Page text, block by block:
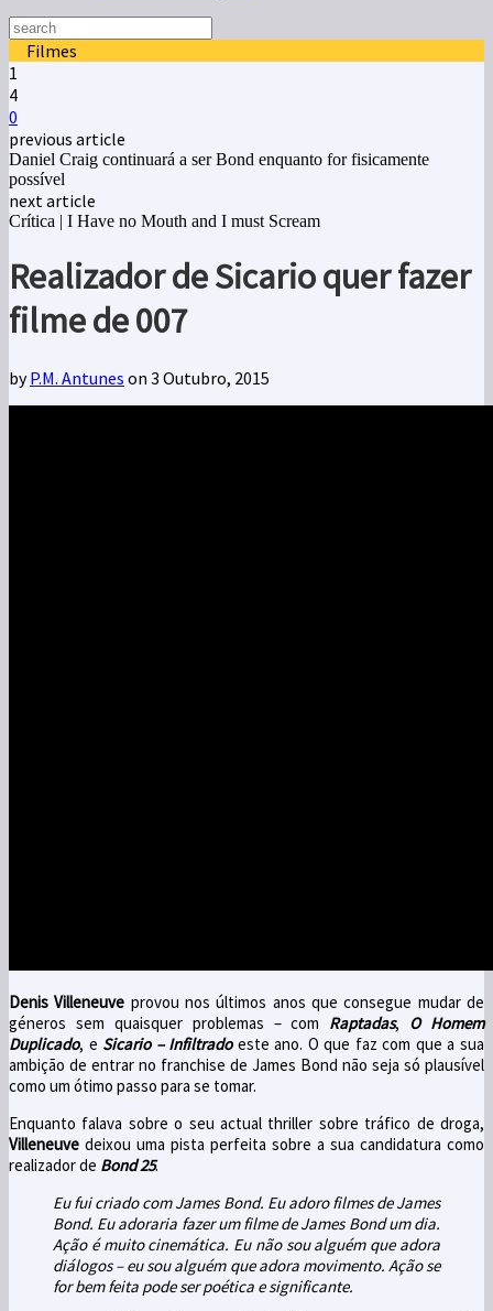
Filmes
1
4
0
previous article
Daniel Craig continuará a ser Bond enquanto for fisicamente
possível
next article
Crítica | I Have no Mouth and I must Scream
Realizador de Sicario quer fazer
filme de 007
byP.M. Antunes on 3 Outubro, 2015
Denis Villeneuve provou nos últimos anos que consegue mudar de
géneros sem quaisquer problemas – com Raptadas, O Homem
Duplicado, e Sicario –Infiltradoeste ano. O que faz com que a sua
ambição de entrar no franchise de James Bond não seja só plausível
como um ótimo passo para se tomar.
Enquanto falava sobre o seu actual thriller sobre tráfico de droga,
Villeneuve deixou uma pista perfeita sobre a sua candidatura como
realizador de Bond 25.
Eu fui criado com James Bond. Eu adoro filmes de James
Bond. Eu adoraria fazer um filme de James Bond um dia.
Ação é muito cinemática. Eu não sou alguém que adora
diálogos – eu sou alguém que adora movimento. Ação se
for bem feita pode ser poética e significante.